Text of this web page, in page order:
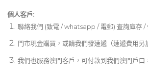
個人客戶:
聯絡我們 (致電 / whatsapp / 電郵) 查詢庫存 /
門市現金購買，或請我們發速遞（速遞費用另
我們也服務澳門客戶，可付款到我們澳門戶口